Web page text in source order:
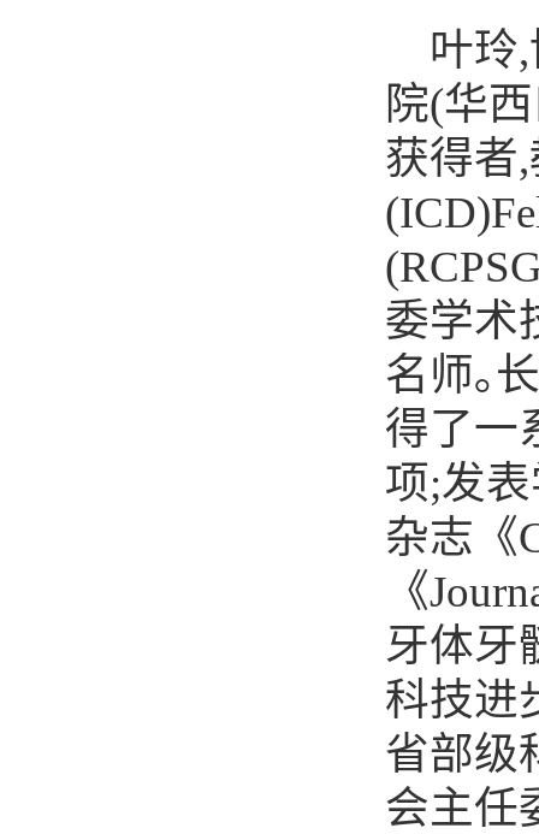
叶玲,
院(华
获得者,
委学术
名师｡
得了一
项;发
杂志《
《
牙体牙
科技进
省部级
会主任